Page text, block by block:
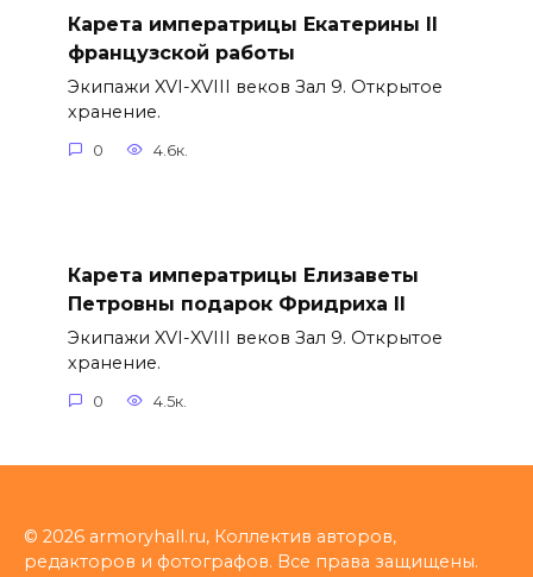
Карета императрицы Екатерины II
французской работы
Экипажи XVI-XVIII веков Зал 9. Открытое
хранение.
0 4.6к.
Карета императрицы Елизаветы
Петровны подарок Фридриха II
Экипажи XVI-XVIII веков Зал 9. Открытое
хранение.
0 4.5к.
© 2026 armoryhall.ru, Коллектив авторов,
редакторов и фотографов. Все права защищены.